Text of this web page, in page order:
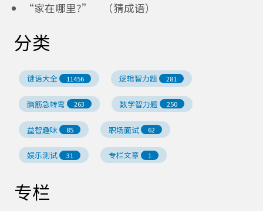
“家在哪里?” （猜成语）
分类
谜语大全 11456 逻辑智力题 281
脑筋急转弯 263 数学智力题 250
益智趣味 85 职场面试 62
娱乐测试 31 专栏文章 1
专栏